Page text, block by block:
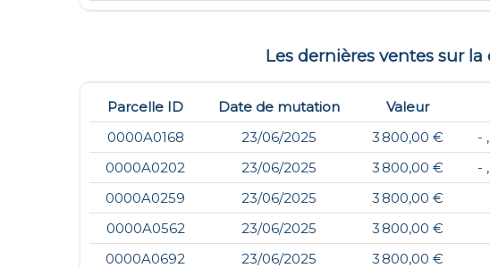
Les dernières ventes sur
Parcelle ID Date de mutation Valeur
0000A0168
23/06/2025 3 800,00 € -
0000A0202
23/06/2025 3 800,00 € -
0000A0259
23/06/2025 3 800,00 €
0000A0562
23/06/2025 3 800,00 €
0000A0692
23/06/2025 3 800,00 €